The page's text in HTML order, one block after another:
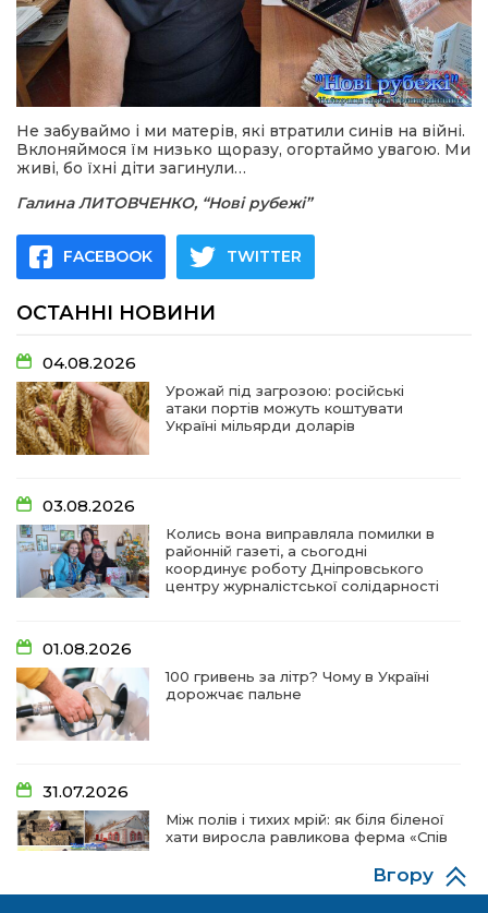
Не забуваймо і ми матерів, які втратили синів на війні.
Вклоняймося їм низько щоразу, огортаймо увагою. Ми
живі, бо їхні діти загинули…
Галина ЛИТОВЧЕНКО, “Нові рубежі”
FACEBOOK TWITTER
ОСТАННІ НОВИНИ
04.08.2026
Урожай під загрозою: російські
атаки портів можуть коштувати
Україні мільярди доларів
03.08.2026
Колись вона виправляла помилки в
районній газеті, а сьогодні
координує роботу Дніпровського
центру журналістської солідарності
01.08.2026
100 гривень за літр? Чому в Україні
дорожчає пальне
31.07.2026
Між полів і тихих мрій: як біля біленої
хати виросла равликова ферма «Спів
Вгору